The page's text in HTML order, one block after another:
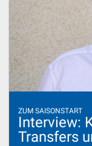
ZUM SAISONSTART
Interview:
Transfers